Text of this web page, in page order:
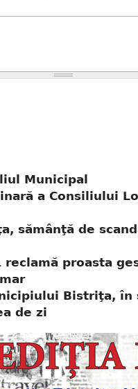
Municipal
a Consiliului
sămânţă de
reclamă proasta
Bistriţa, în
de zi